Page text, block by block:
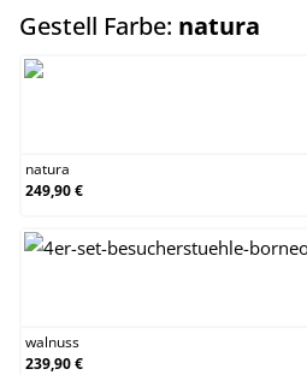
Gestell Farbe: natura
natura
249,90 €
walnuss
239,90 €